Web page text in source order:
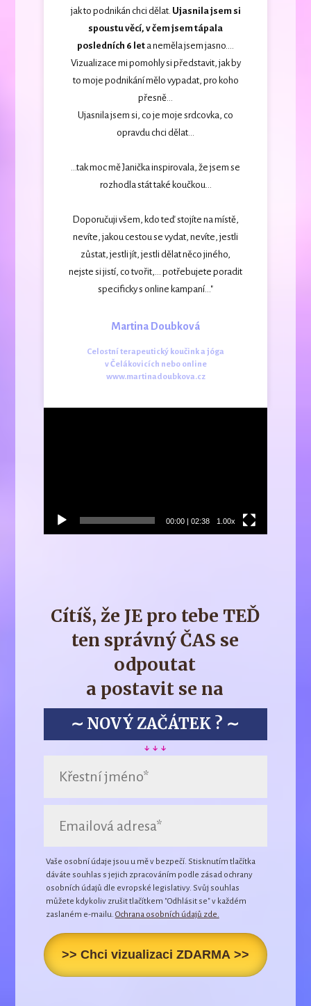
jak to podnikán chci dělat. Ujasnila jsem si
spoustu věcí, v čem jsem tápala
posledních 6 let a neměla jsem jasno....
Vizualizace mi pomohly si představit, jak by
to moje podnikání mělo vypadat, pro koho
přesně...
Ujasnila jsem si, co je moje srdcovka, co
opravdu chci dělat...
...tak moc mě Janička inspirovala, že jsem se
rozhodla stát také koučkou...
Doporučuji všem, kdo teď stojíte na místě,
nevíte, jakou cestou se vydat, nevíte, jestli
zůstat, jestli jít, jestli dělat něco jiného,
nejste si jistí, co tvořit,... potřebujete poradit
specificky s online kampaní..."
Martina Doubková
Celostní terapeutický koučink a jóga
v Čelákovicích nebo online
www.martinadoubkova.cz
00:00 |02:38 1.00x
Cítíš, že JE pro tebe TEĎ
ten správný ČAS se
odpoutat
a postavit se na
∼ NOVÝ ZAČÁTEK ? ∼
↓ ↓ ↓
Vaše osobní údaje jsou u mě v bezpečí. Stisknutím tlačítka
dáváte souhlas s jejich zpracováním podle zásad ochrany
osobních údajů dle evropské legislativy. Svůj souhlas
můžete kdykoliv zrušit tlačítkem "Odhlásit se" v každém
zaslaném e-mailu. Ochrana osobních údajů zde.
>> Chci vizualizaci ZDARMA >>